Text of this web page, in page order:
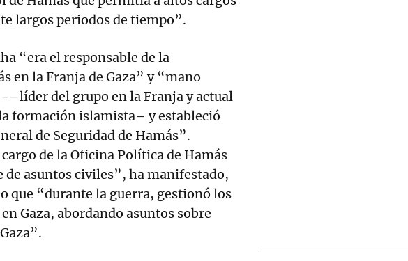
largos periodos de tiempo”.
“era el responsable de la
en la Franja de Gaza” y “mano
-–líder del grupo en la Franja y actual
formación islamista– y estableció
de Seguridad de Hamás”.
de la Oficina Política de Hamás
de asuntos civiles”, ha manifestado,
que “durante la guerra, gestionó los
Gaza, abordando asuntos sobre